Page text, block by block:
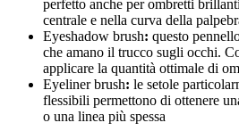
perfetto anche per ombretti
centrale e nella curva della
Eyeshadow brush: questo
che amano il trucco sugli occhi.
applicare la quantità ottimale di
Eyeliner brush: le setole
flessibili permettono di ottenere
o una linea più spessa